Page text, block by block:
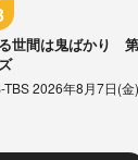
世間は鬼ばかり
TBS 2026年8月7日(金